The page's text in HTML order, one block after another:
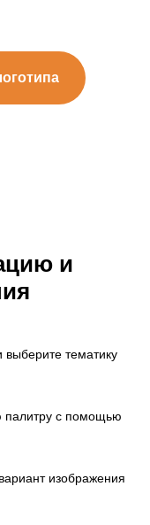
и
выберите тематику
палитру с помощью
изображения